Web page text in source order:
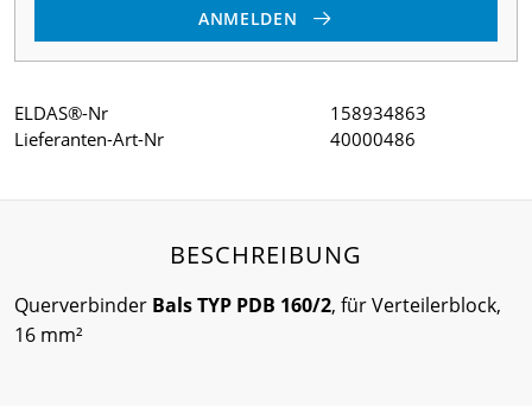
ANMELDEN
ELDAS®-Nr
158934863
Lieferanten-Art-Nr
40000486
BESCHREIBUNG
Querverbinder Bals TYP PDB 160/2, für Verteilerblock,
16 mm²